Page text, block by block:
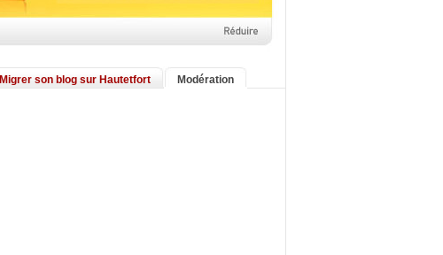
Migrer son blog sur Hautetfort Modération